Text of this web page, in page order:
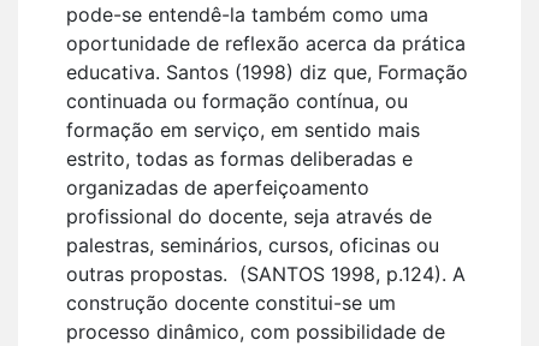
pode-se entendê-la também como uma
oportunidade de reflexão acerca da prática
educativa. Santos (1998) diz que, Formação
continuada ou formação contínua, ou
formação em serviço, em sentido mais
estrito, todas as formas deliberadas e
organizadas de aperfeiçoamento
profissional do docente, seja através de
palestras, seminários, cursos, oficinas ou
outras propostas. (SANTOS 1998, p.124). A
construção docente constitui-se um
processo dinâmico, com possibilidade de